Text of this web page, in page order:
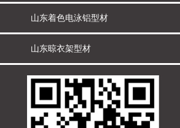
山东着色电泳铝型材
山东晾衣架型材